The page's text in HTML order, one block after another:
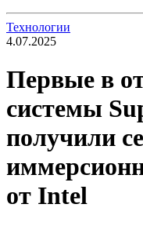
Технологии
4.07.2025
Первые в
системы
получили
от Intel